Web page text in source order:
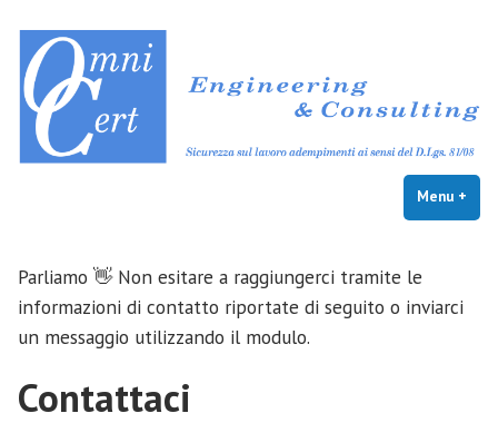
content
Menu +
Parliamo 👋 Non esitare a raggiungerci tramite le
informazioni di contatto riportate di seguito o inviarci
un messaggio utilizzando il modulo.
Contattaci